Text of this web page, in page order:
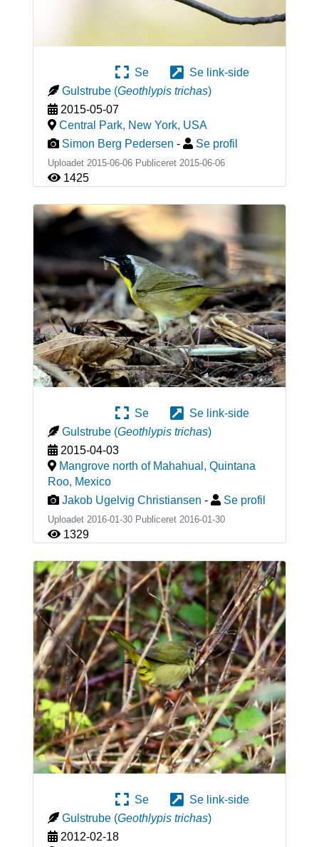
Se
Se link-side
Gulstrube (Geothlypis trichas)
2015-05-07
Central Park, New York, USA
Simon Berg Pedersen - Se profil
Uploadet 2015-06-06 Publiceret 2015-06-06
1425
Se
Se link-side
Gulstrube (Geothlypis trichas)
2015-04-03
Mangrove north of Mahahual, Quintana
Roo, Mexico
Jakob Ugelvig Christiansen - Se profil
Uploadet 2016-01-30 Publiceret 2016-01-30
1329
Se
Se link-side
Gulstrube (Geothlypis trichas)
2012-02-18